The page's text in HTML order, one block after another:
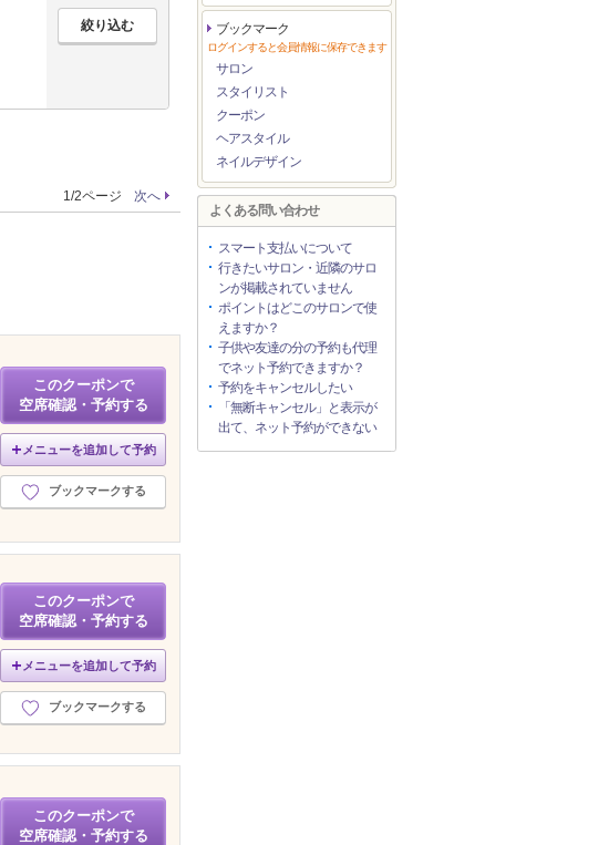
1/2ページ 次へ
このクーポンで
空席確認・予約する
メニューを追加して予約
ブックマークする
このクーポンで
空席確認・予約する
メニューを追加して予約
ブックマークする
このクーポンで
空席確認・予約する
ブックマーク
ログインすると会員情報に保存できます
サロン
スタイリスト
クーポン
ヘアスタイル
ネイルデザイン
よくある問い合わせ
スマート支払いについて
行きたいサロン・近隣のサロ
ンが掲載されていません
ポイントはどこのサロンで使
えますか？
子供や友達の分の予約も代理
でネット予約できますか？
予約をキャンセルしたい
「無断キャンセル」と表示が
出て、ネット予約ができない